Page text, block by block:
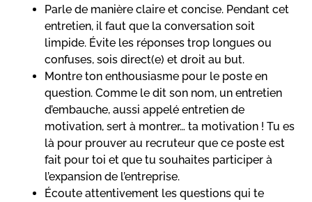
Parle de manière claire et concise. Pendant cet
entretien, il faut que la conversation soit
limpide. Évite les réponses trop longues ou
confuses, sois direct(e) et droit au but.
Montre ton enthousiasme pour le poste en
question. Comme le dit son nom, un entretien
d’embauche, aussi appelé entretien de
motivation, sert à montrer… ta motivation ! Tu es
là pour prouver au recruteur que ce poste est
fait pour toi et que tu souhaites participer à
l’expansion de l’entreprise.
Écoute attentivement les questions qui te